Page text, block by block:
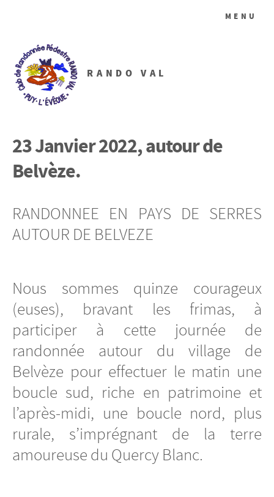
RANDO VAL
MENU
23 Janvier 2022, autour de
Belvèze.
RANDONNEE EN PAYS DE SERRES
AUTOUR DE BELVEZE
Nous sommes quinze courageux
(euses), bravant les frimas, à
participer à cette journée de
randonnée autour du village de
Belvèze pour effectuer le matin une
boucle sud, riche en patrimoine et
l’après-midi, une boucle nord, plus
rurale, s’imprégnant de la terre
amoureuse du Quercy Blanc.